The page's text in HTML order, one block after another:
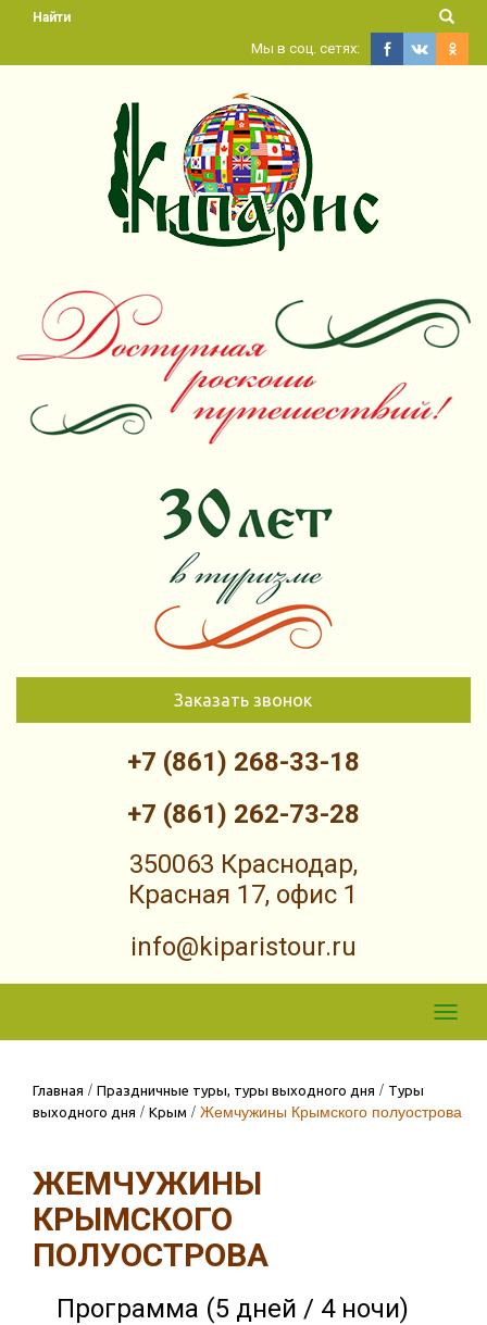
Найти
Мы в соц. сетях:
Заказать звонок
+7 (861) 268-33-18
+7 (861) 262-73-28
350063 Краснодар,
Красная 17, офис 1
info@kiparistour.ru
Skip to
Главная / Праздничные туры, туры выходного дня / Туры
выходного дня / Крым / Жемчужины Крымского полуострова
ЖЕМЧУЖИНЫ
КРЫМСКОГО
ПОЛУОСТРОВА
Программа (5 дней / 4 ночи)